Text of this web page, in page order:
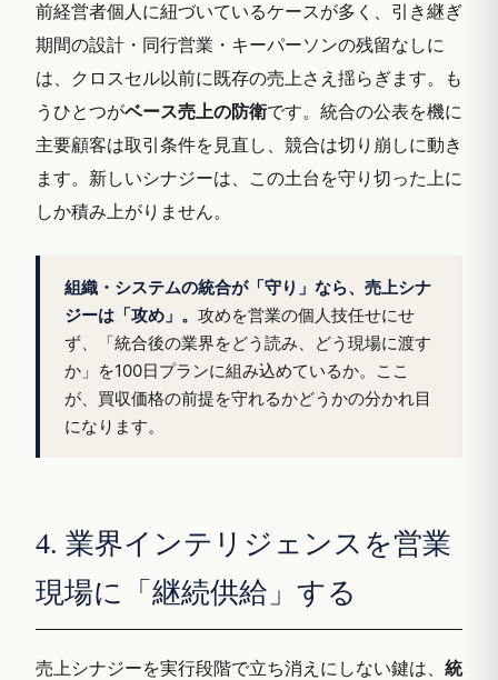
前経営者個人に紐づいているケースが多く、引き継ぎ
期間の設計・同行営業・キーパーソンの残留なしに
は、クロスセル以前に既存の売上さえ揺らぎます。も
うひとつがベース売上の防衛です。統合の公表を機に
主要顧客は取引条件を見直し、競合は切り崩しに動き
ます。新しいシナジーは、この土台を守り切った上に
しか積み上がりません。
組織・システムの統合が「守り」なら、売上シナ
ジーは「攻め」。 攻めを営業の個人技任せにせ
ず、「統合後の業界をどう読み、どう現場に渡す
か」を100日プランに組み込めているか。ここ
が、買収価格の前提を守れるかどうかの分かれ目
になります。
4. 業界インテリジェンスを営業
現場に「継続供給」する
売上シナジーを実行段階で立ち消えにしない鍵は、 統